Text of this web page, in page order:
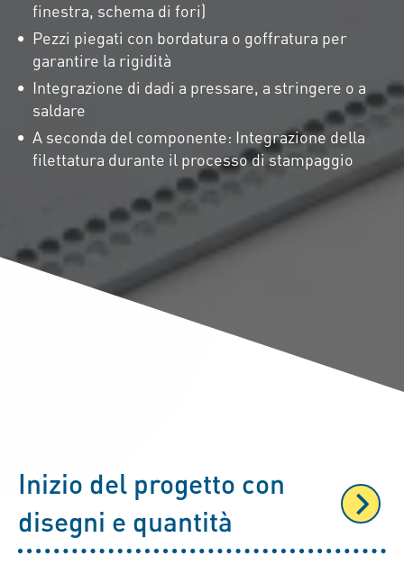
finestra, schema di fori)
Pezzi piegati con bordatura o goffratura per
garantire la rigidità
Integrazione di dadi a pressare, a stringere o a
saldare
A seconda del componente: Integrazione della
filettatura durante il processo di stampaggio
Inizio del progetto con
disegni e quantità